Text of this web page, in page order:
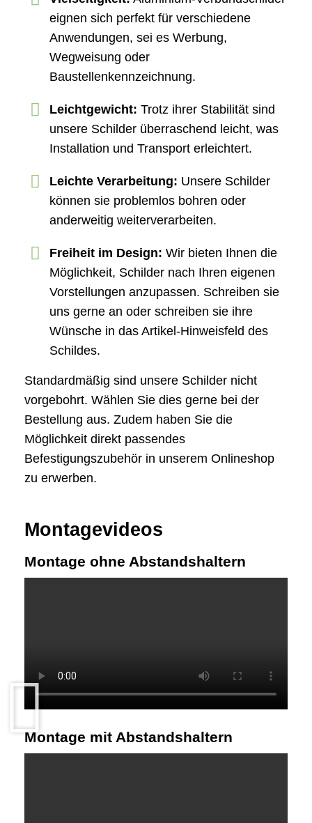
eignen sich perfekt für verschiedene
Anwendungen, sei es Werbung,
Wegweisung oder
Baustellenkennzeichnung.
Leichtgewicht:Trotz ihrer Stabilität sind
unsere Schilder überraschend leicht, was
Installation und Transport erleichtert.
Leichte Verarbeitung: Unsere Schilder
können sie problemlos bohren oder
anderweitig weiterverarbeiten.
Freiheit im Design:Wir bieten Ihnen die
Möglichkeit, Schilder nach Ihren eigenen
Vorstellungen anzupassen. Schreiben sie
uns gerne an oder schreiben sie ihre
Wünsche in das Artikel-Hinweisfeld des
Schildes.
Standardmäßig sind unsere Schilder nicht
vorgebohrt. Wählen Sie dies gerne bei der
Bestellung aus. Zudem haben Sie die
Möglichkeit direkt passendes
Befestigungszubehör in unserem Onlineshop
zu erwerben.
Montagevideos
Montage ohne Abstandshaltern
Montage mit Abstandshaltern